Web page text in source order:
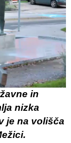
in
nizka
je na volišča